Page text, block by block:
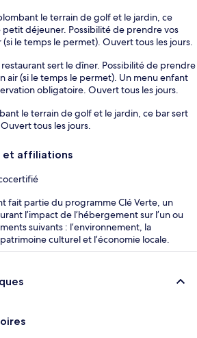
le terrain de golf et le jardin, ce
petit déjeuner. Possibilité de prendre vos
(si le temps le permet). Ouvert tous les jours.
sert le dîner. Possibilité de prendre
air (si le temps le permet). Un menu enfant
obligatoire. Ouvert tous les jours.
le terrain de golf et le jardin, ce bar sert
tous les jours.
et affiliations
fait partie du programme Clé Verte, un
l’impact de l’hébergement sur l’un ou
suivants : l’environnement, la
culturel et l’économie locale.